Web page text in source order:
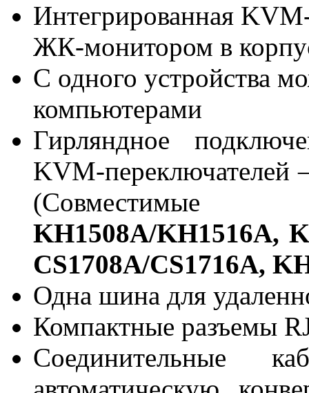
Интегрированная
ЖК-монитором в
С одного устройства
компьютерами
Гирляндное
KVM-переключателей
(Совместимые
KH1508A/KH1516A,
CS1708A/CS1716A,
Одна шина для
Компактные разъемы
Соединительные